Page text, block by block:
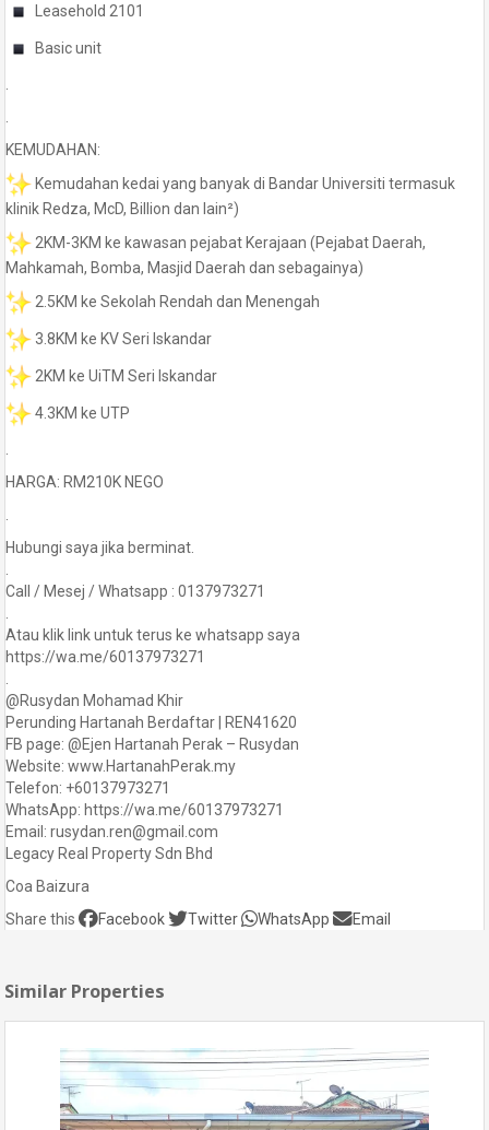
Leasehold 2101
Basic unit
KEMUDAHAN:
Kemudahan kedai yang banyak di Bandar Universiti termasuk
klinik Redza, McD, Billion dan lain²)
2KM-3KM ke kawasan pejabat Kerajaan (Pejabat Daerah,
Mahkamah, Bomba, Masjid Daerah dan sebagainya)
2.5KM ke Sekolah Rendah dan Menengah
3.8KM ke KV Seri Iskandar
2KM ke UiTM Seri Iskandar
4.3KM ke UTP
HARGA: RM210K NEGO
Hubungi saya jika berminat.
Call / Mesej / Whatsapp : 0137973271
Atau klik link untuk terus ke whatsapp saya
https://wa.me/60137973271
@Rusydan Mohamad Khir
Perunding Hartanah Berdaftar | REN41620
FB page: @Ejen Hartanah Perak – Rusydan
Website: www.HartanahPerak.my
Telefon: +60137973271
WhatsApp: https://wa.me/60137973271
Email: rusydan.ren@gmail.com
Legacy Real Property Sdn Bhd
Coa Baizura
Share this
Facebook Twitter WhatsApp Email
Similar Properties